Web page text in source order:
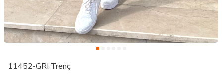
11452-GRI Trenç